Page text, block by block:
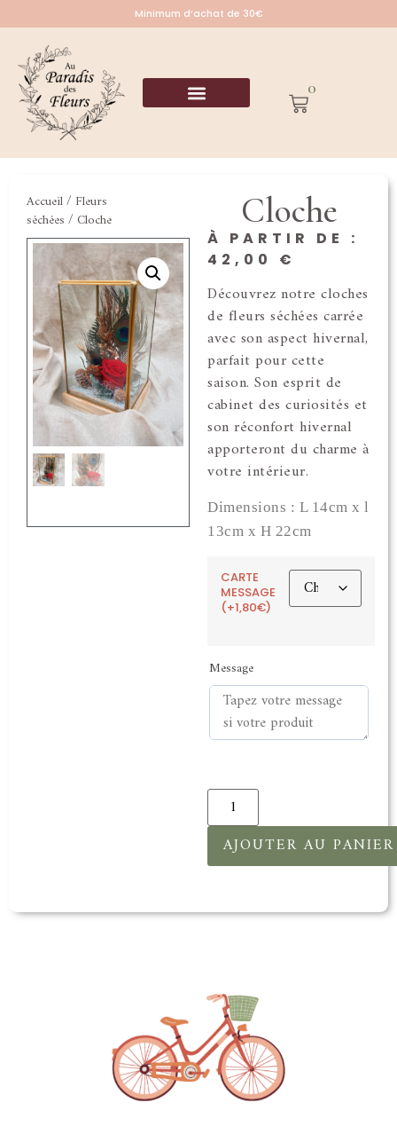
Minimum d’achat de 30€
0
Accueil/ Fleurs
séchées / Cloche Cloche
À PARTIR DE :
42,00 €
Découvrez notre cloches
de fleurs séchées carrée
avec son aspect hivernal,
parfait pour cette
saison. Son esprit de
cabinet des curiosités et
son réconfort hivernal
apporteront du charme à
votre intérieur.
Dimensions : L 14cm x l
13cm x H 22cm
CARTE
MESSAGE
(+1,80€)
Message
AJOUTER AU PANIER